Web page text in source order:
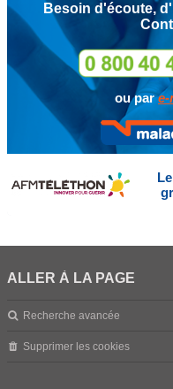
Besoin d'écoute,
ou pare-
ALLER À LA PAGE
Recherche avancée
Supprimer les cookies